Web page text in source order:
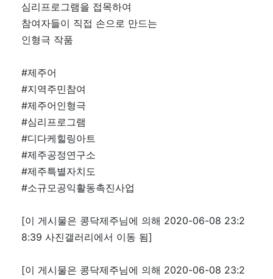
심리프로그램을 접목하여
참여자들이 직접 손으로 만드는
인형극 작품
#제주어
#지역주민참여
#제주어인형극
#심리프로그램
#디다케힐링아트
#제주공정연구소
#제주특별자치도
#소규모공익활동촉진사업
[이 게시물은 콩닥제주님에 의해 2020-06-08 23:2
8:39 사진갤러리에서 이동 됨]
[이 게시물은 콩닥제주님에 의해 2020-06-08 23:2